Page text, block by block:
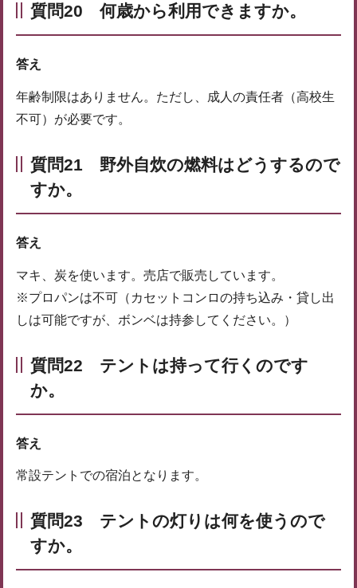
質問20 何歳から利用できますか。
答え
年齢制限はありません。ただし、成人の責任者（高校生
不可）が必要です。
質問21 野外自炊の燃料はどうするので
すか。
答え
マキ、炭を使います。売店で販売しています。
※プロパンは不可（カセットコンロの持ち込み・貸し出
しは可能ですが、ボンベは持参してください。）
質問22 テントは持って行くのです
か。
答え
常設テントでの宿泊となります。
質問23 テントの灯りは何を使うので
すか。